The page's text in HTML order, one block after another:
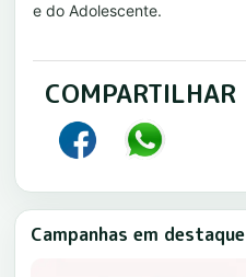
e do Adolescente.
COMPARTILHAR
Campanhas em destaque